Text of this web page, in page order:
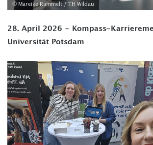
© Mareike Rammelt / TH Wildau
28. April 2026 - Kompass-
Universität Potsdam